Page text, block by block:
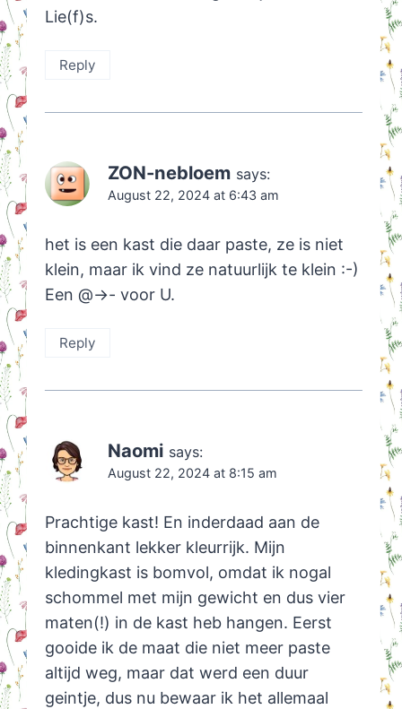
Lie(f)s.
Reply
ZON-nebloem says:
August 22, 2024 at 6:43 am
het is een kast die daar paste, ze is niet
klein, maar ik vind ze natuurlijk te klein :-)
Een @->- voor U.
Reply
Naomi says:
August 22, 2024 at 8:15 am
Prachtige kast! En inderdaad aan de
binnenkant lekker kleurrijk. Mijn
kledingkast is bomvol, omdat ik nogal
schommel met mijn gewicht en dus vier
maten(!) in de kast heb hangen. Eerst
gooide ik de maat die niet meer paste
altijd weg, maar dat werd een duur
geintje, dus nu bewaar ik het allemaal